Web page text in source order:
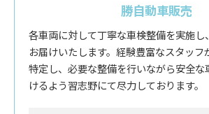
勝自動車販売
各車両に対して丁寧な車検整備を実施し
お届けいたします。経験豊富なスタッフ
特定し、必要な整備を行いながら安全な
けるよう習志野にて尽力しております。